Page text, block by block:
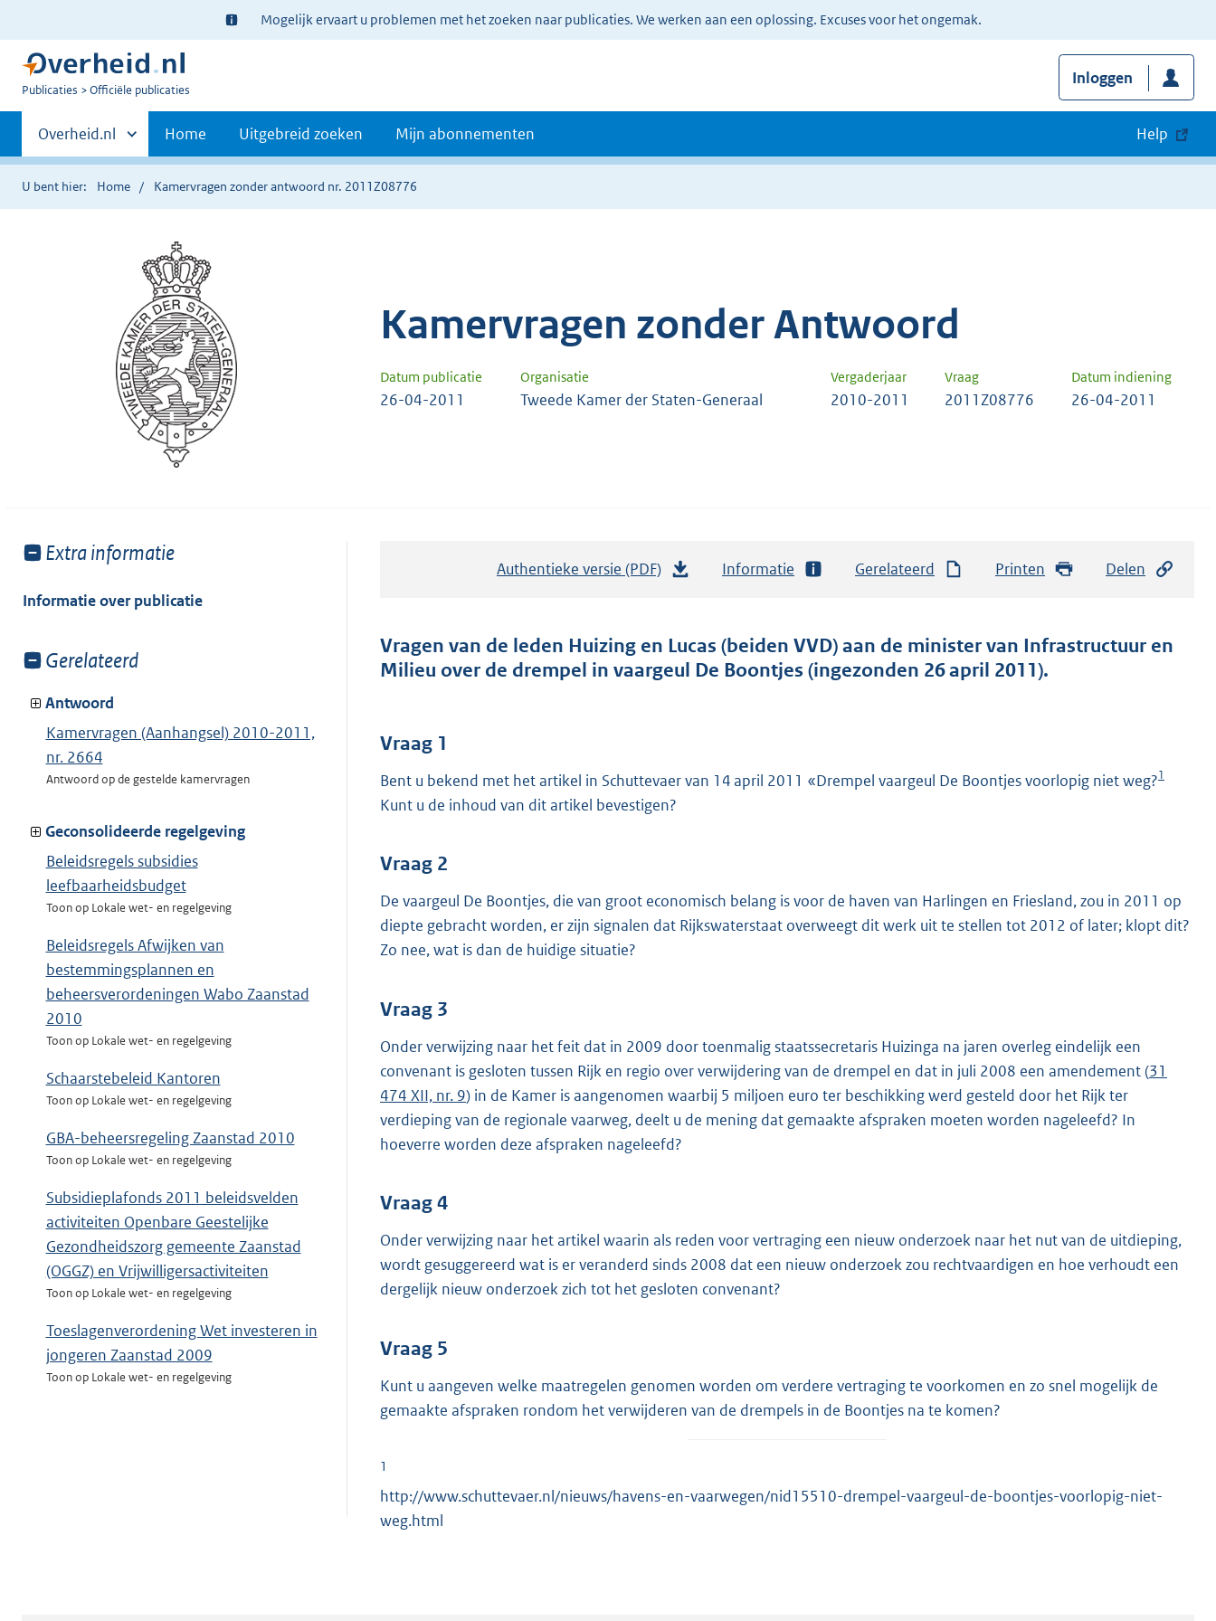
Ter
informatie:
Mogelijk ervaart u problemen met het zoeken naar publicaties. We werken aan een oplossing. Excuses voor het ongemak.
U
Publicaties Officiële publicaties
Inloggen
Primaire
navigatie
Andere
sites
binnen
Overheid.nl Home Uitgebreid zoeken Mijn abonnementen Help
U bent hier: Home Kamervragen zonder antwoord nr. 2011Z08776
Kamervragen zonder Antwoord
Datum publicatie Organisatie Vergaderjaar Vraag Datum indiening
26-04-2011 Tweede Kamer der Staten-Generaal 2010-2011 2011Z08776 26-04-2011
Toon
van:
Extra informatie
Informatie over publicatie
Toon
van:
Gerelateerd
Antwoord
Kamervragen (Aanhangsel) 2010-2011,
nr. 2664
Antwoord op de gestelde kamervragen
Geconsolideerde regelgeving
Beleidsregels subsidies
leefbaarheidsbudget
Toon op Lokale wet- en regelgeving
Beleidsregels Afwijken van
bestemmingsplannen en
beheersverordeningen Wabo Zaanstad
2010
Toon op Lokale wet- en regelgeving
Schaarstebeleid Kantoren
Toon op Lokale wet- en regelgeving
GBA-beheersregeling Zaanstad 2010
Toon op Lokale wet- en regelgeving
Subsidieplafonds 2011 beleidsvelden
activiteiten Openbare Geestelijke
Gezondheidszorg gemeente Zaanstad
(OGGZ) en Vrijwilligersactiviteiten
Toon op Lokale wet- en regelgeving
Toeslagenverordening Wet investeren in
jongeren Zaanstad 2009
Toon op Lokale wet- en regelgeving
Authentieke versie (PDF)
t
a
r
o
e
:
Informatie Gerelateerd Printen Delen
Vragen van de leden Huizing en Lucas (beiden VVD) aan de minister van Infrastructuur en
Milieu over de drempel in vaargeul De Boontjes (ingezonden 26 april 2011).
Vraag 1
Bent u bekend met het artikel in Schuttevaer van 14 april 2011 «Drempel vaargeul De Boontjes voorlopig niet weg?1
Kunt u de inhoud van dit artikel bevestigen?
Vraag 2
De vaargeul De Boontjes, die van groot economisch belang is voor de haven van Harlingen en Friesland, zou in 2011 op
diepte gebracht worden, er zijn signalen dat Rijkswaterstaat overweegt dit werk uit te stellen tot 2012 of later; klopt dit?
Zo nee, wat is dan de huidige situatie?
Vraag 3
Onder verwijzing naar het feit dat in 2009 door toenmalig staatssecretaris Huizinga na jaren overleg eindelijk een
convenant is gesloten tussen Rijk en regio over verwijdering van de drempel en dat in juli 2008 een amendement (31
474 XII, nr. 9) in de Kamer is aangenomen waarbij 5 miljoen euro ter beschikking werd gesteld door het Rijk ter
verdieping van de regionale vaarweg, deelt u de mening dat gemaakte afspraken moeten worden nageleefd? In
hoeverre worden deze afspraken nageleefd?
Vraag 4
Onder verwijzing naar het artikel waarin als reden voor vertraging een nieuw onderzoek naar het nut van de uitdieping,
wordt gesuggereerd wat is er veranderd sinds 2008 dat een nieuw onderzoek zou rechtvaardigen en hoe verhoudt een
dergelijk nieuw onderzoek zich tot het gesloten convenant?
Vraag 5
Kunt u aangeven welke maatregelen genomen worden om verdere vertraging te voorkomen en zo snel mogelijk de
gemaakte afspraken rondom het verwijderen van de drempels in de Boontjes na te komen?
1
http://www.schuttevaer.nl/nieuws/havens-en-vaarwegen/nid15510-drempel-vaargeul-de-boontjes-voorlopig-niet-
weg.html